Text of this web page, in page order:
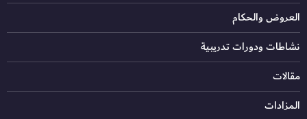
العروض والحكام
نشاطات ودورات تدريبية
مقالات
المزادات